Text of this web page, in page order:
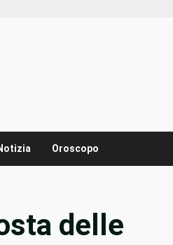
Oroscopo
delle